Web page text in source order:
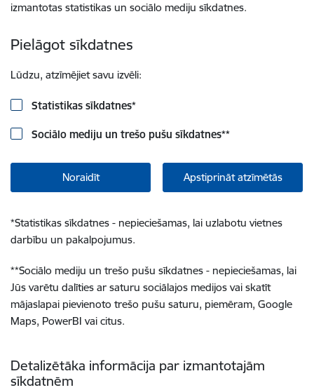
izmantotas statistikas un sociālo mediju sīkdatnes.
Pielāgot sīkdatnes
Lūdzu, atzīmējiet savu izvēli:
Statistikas sīkdatnes*
Sociālo mediju un trešo pušu sīkdatnes**
Noraidīt Apstiprināt atzīmētās
*Statistikas sīkdatnes - nepieciešamas, lai uzlabotu vietnes
darbību un pakalpojumus.
**Sociālo mediju un trešo pušu sīkdatnes - nepieciešamas, lai
Jūs varētu dalīties ar saturu sociālajos medijos vai skatīt
mājaslapai pievienoto trešo pušu saturu, piemēram, Google
Maps, PowerBI vai citus.
Detalizētāka informācija par izmantotajām
sīkdatnēm